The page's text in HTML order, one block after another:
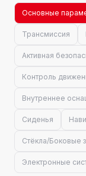
Основные
Трансмиссия
Активная
Контроль
Внутреннее
Сиденья
Стёкла/Боковые
Электронные